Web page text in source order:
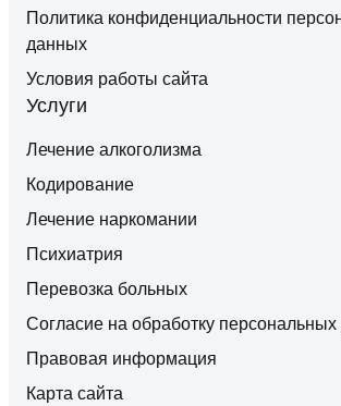
Политика конфиденциальности
данных
Условия работы сайта
Услуги
Лечение алкоголизма
Кодирование
Лечение наркомании
Психиатрия
Перевозка больных
Согласие на обработку
Правовая информация
Карта сайта